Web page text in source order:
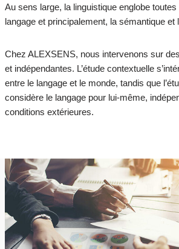
Au sens large, la linguistique englobe
langage et principalement, la sémantique et
Chez ALEXSENS, nous intervenons sur
et indépendantes. L’étude contextuelle
entre le langage et le monde, tandis que
considère le langage pour lui-même,
conditions extérieures.